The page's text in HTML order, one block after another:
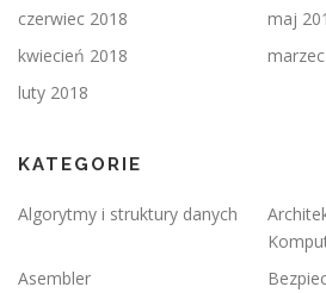
czerwiec 2018
maj
kwiecień 2018
luty 2018
KATEGORIE
Algorytmy i struktury danych
Asembler